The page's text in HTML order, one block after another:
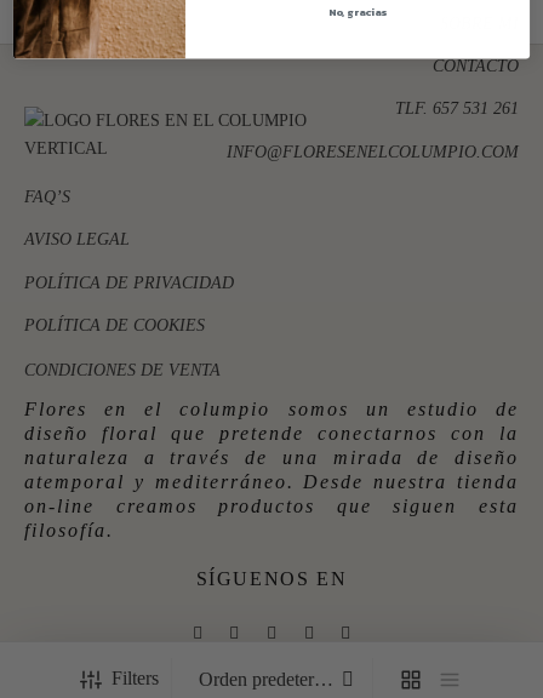
Filters
Flores en el columpio somos un estudio de
diseño floral que pretende conectarnos con la
naturaleza a través de una mirada de diseño
atemporal y mediterráneo. Desde nuestra tienda
on-line creamos productos que siguen esta
filosofía.
SÍGUENOS EN
CONTACTO
TLF. 657 531 261
INFO@FLORESENELCOLUMPIO.COM
FAQ’S
AVISO LEGAL
POLÍTICA DE PRIVACIDAD
POLÍTICA DE COOKIES
CONDICIONES DE VENTA
No, gracias